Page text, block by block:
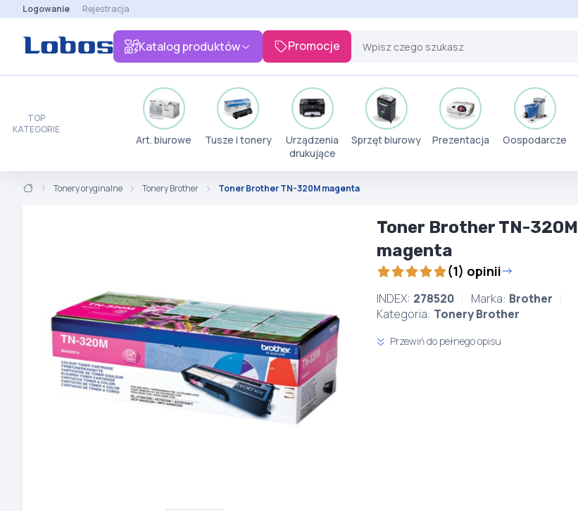
Logowanie Rejestracja
Katalog produktów Promocje
TOP
KATEGORIE
Art. biurowe Tusze i tonery
Urządzenia
drukujące
Sprzęt biurowy Prezentacja Gospodarcze
Tonery oryginalne Tonery Brother Toner Brother TN-320M magenta
Toner Brother TN-320M
magenta
(1) opinii
INDEX: 278520 Marka: Brother
Kategoria: Tonery Brother
Przewiń do pełnego opisu